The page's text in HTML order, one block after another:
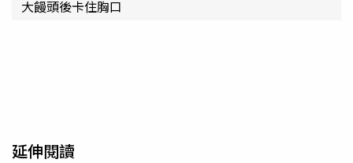
大饅頭後卡住胸口
延伸閱讀